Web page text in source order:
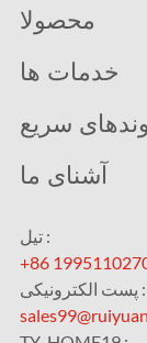
محصولا
خدمات ها
سریع
آشنای ما
تیل :
+86
پست الکترونیکی :